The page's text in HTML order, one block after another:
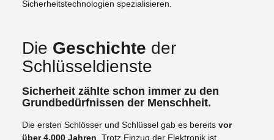
Sicherheitstechnologien spezialisieren.
Die Geschichte der
Schlüsseldienste
Sicherheit zählte schon immer zu den
Grundbedürfnissen der Menschheit.
Die ersten Schlösser und Schlüssel gab es bereits vor
über 4.000 Jahren . Trotz Einzug der Elektronik ist